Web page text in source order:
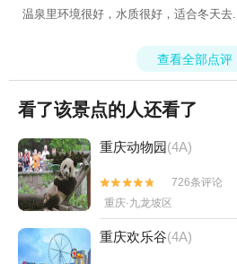
温泉里环境很好，水质很好，适合冬天去.
查看全部点评
看了该景点的人还看了
重庆动物园(4A)


726条评论
重庆·九龙坡区
重庆欢乐谷(4A)